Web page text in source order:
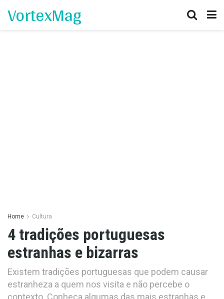
VortexMag
Home Cultura
4 tradições portuguesas
estranhas e bizarras
Existem tradições portuguesas que podem causar
estranheza a quem nos visita e não percebe o
contexto. Conheça algumas das mais estranhas e